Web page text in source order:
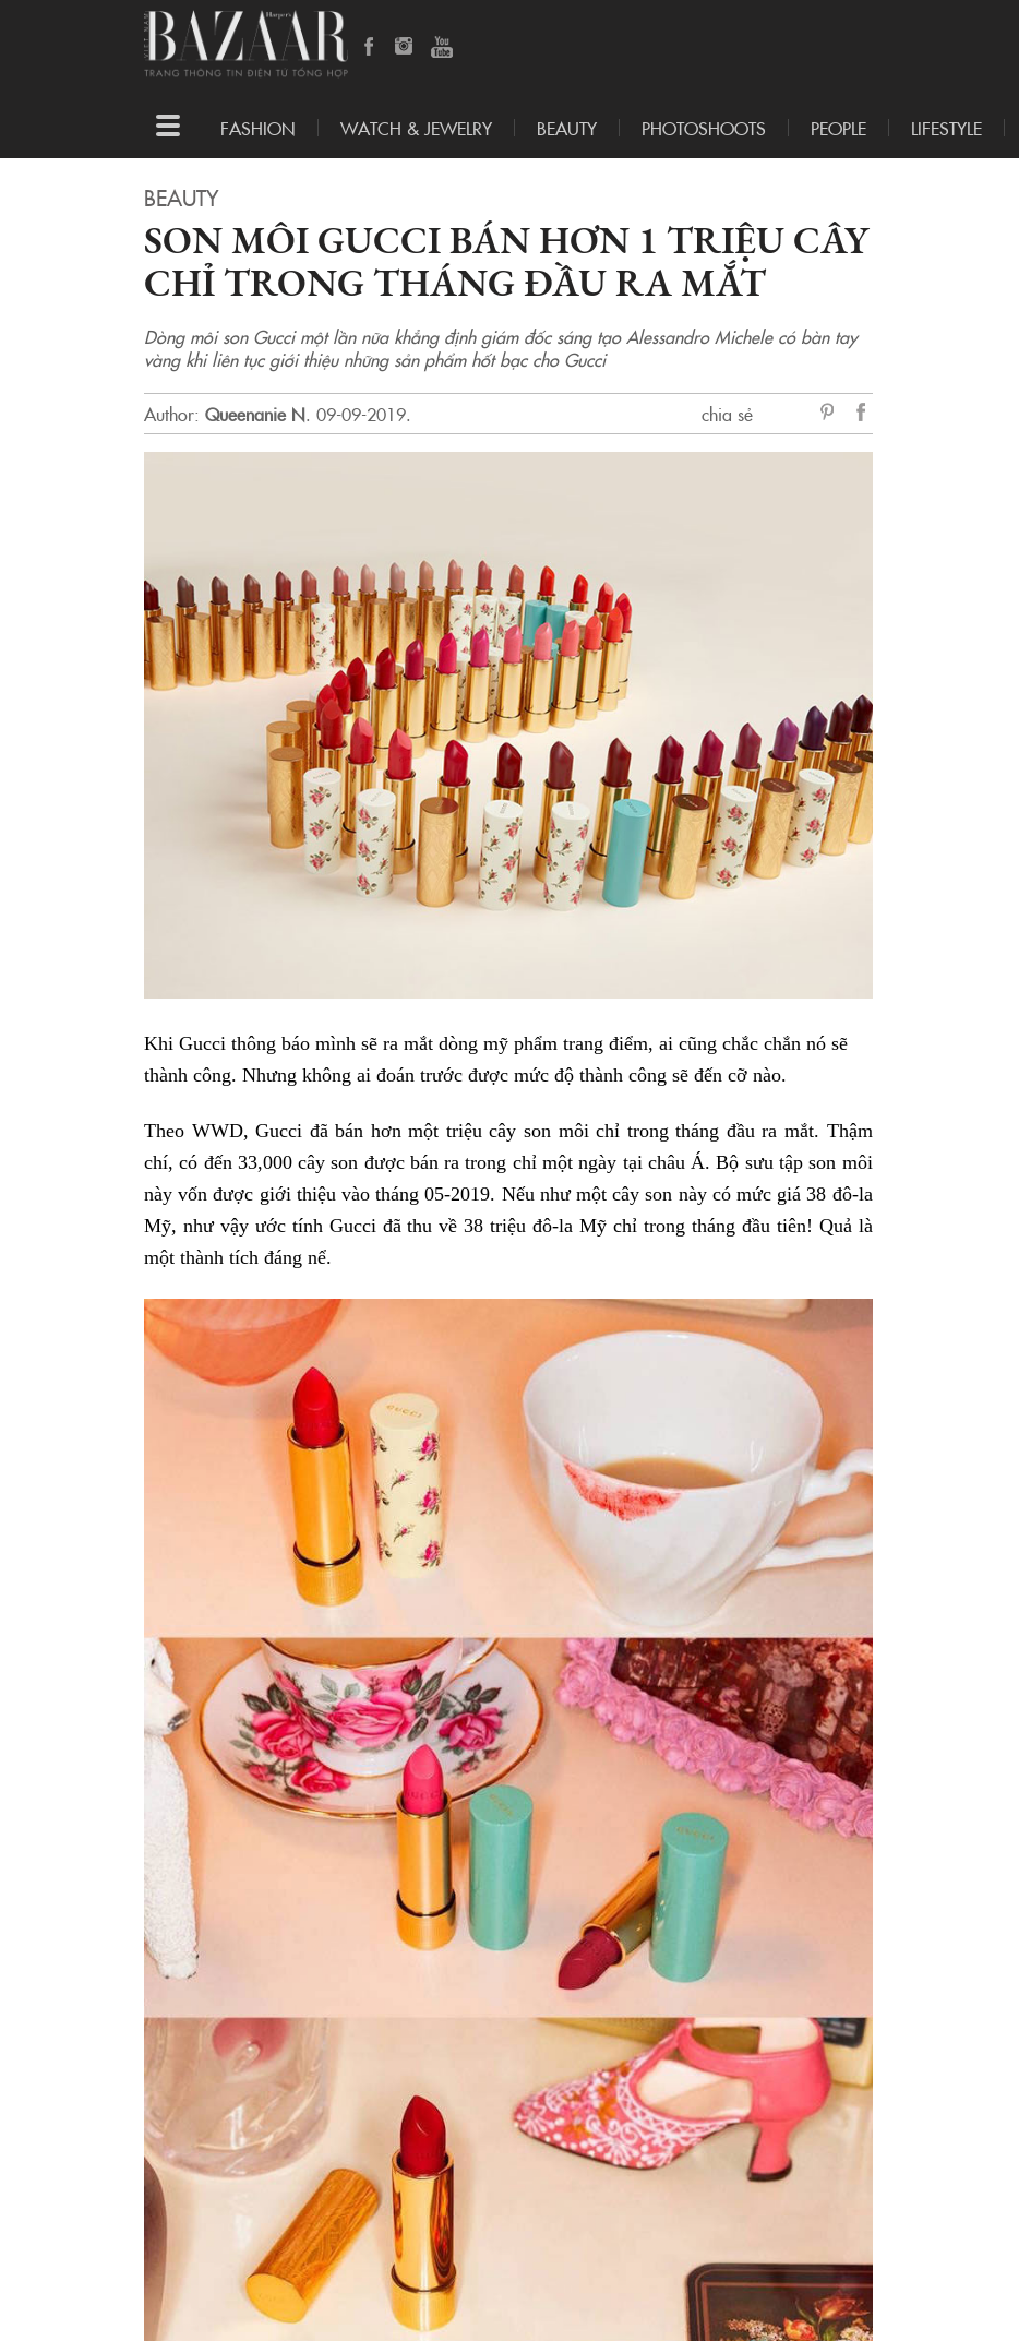
Toggle
navigation
FASHION WATCH & JEWELRY BEAUTY PHOTOSHOOTS PEOPLE LIFESTYLE
BEAUTY
SON MÔI GUCCI BÁN HƠN 1 TRIỆU CÂY
CHỈ TRONG THÁNG ĐẦU RA MẮT
Dòng môi son Gucci một lần nữa khẳng định giám đốc sáng tạo Alessandro Michele có bàn tay
vàng khi liên tục giới thiệu những sản phẩm hốt bạc cho Gucci
Author: Queenanie N. 09-09-2019.
chia sẻ
Khi Gucci thông báo mình sẽ ra mắt dòng mỹ phẩm trang điểm, ai cũng chắc chắn nó sẽ
thành công. Nhưng không ai đoán trước được mức độ thành công sẽ đến cỡ nào.
Theo WWD, Gucci đã bán hơn một triệu cây son môi chỉ trong tháng đầu ra mắt. Thậm
chí, có đến 33,000 cây son được bán ra trong chỉ một ngày tại châu Á. Bộ sưu tập son môi
này vốn được giới thiệu vào tháng 05-2019. Nếu như một cây son này có mức giá 38 đô-la
Mỹ, như vậy ước tính Gucci đã thu về 38 triệu đô-la Mỹ chỉ trong tháng đầu tiên! Quả là
một thành tích đáng nể.